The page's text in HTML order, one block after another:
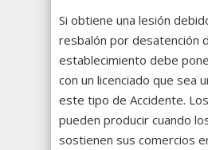
Si obtiene una lesión
resbalón por desatención
establecimiento debe
con un licenciado que sea
este tipo de Accidente.
pueden producir cuando
sostienen sus comercios